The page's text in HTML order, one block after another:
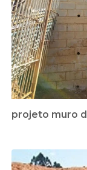
projeto muro